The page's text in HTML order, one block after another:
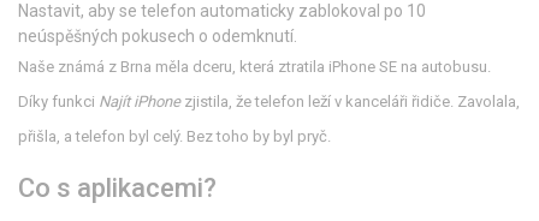
Nastavit, aby se telefon automaticky zablokoval po 10
neúspěšných pokusech o odemknutí.
Naše známá z Brna měla dceru, která ztratila iPhone SE na autobusu.
Díky funkci Najít iPhonezjistila, že telefon leží v kanceláři řidiče. Zavolala,
přišla, a telefon byl celý. Bez toho by byl pryč.
Co s aplikacemi?